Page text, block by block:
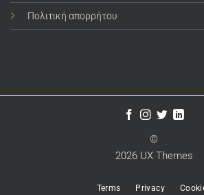
Πολιτική απορρήτου
©
2026 UX Themes
Terms Privacy